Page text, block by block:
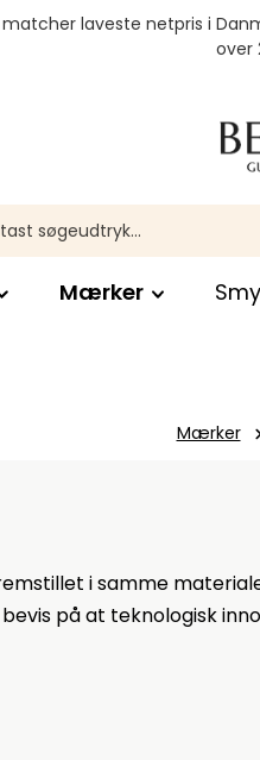
matcher laveste netpris i
over
Mærker
Mærker
i samme
på at teknologisk